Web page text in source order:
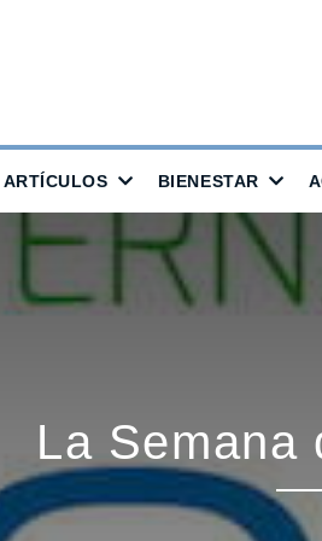
ARTÍCULOS BIENESTAR
La Semana